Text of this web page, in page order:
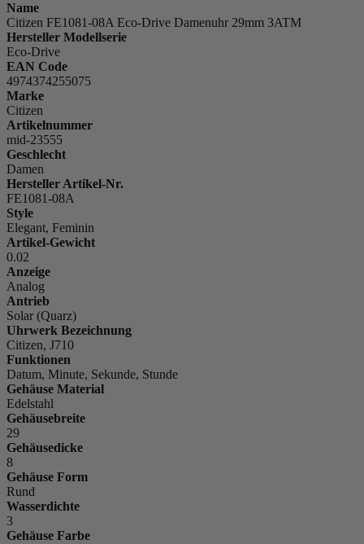
Name
Citizen FE1081-08A Eco-Drive Damenuhr 29mm 3ATM
Hersteller Modellserie
Eco-Drive
EAN Code
4974374255075
Marke
Citizen
Artikelnummer
mid-23555
Geschlecht
Damen
Hersteller Artikel-Nr.
FE1081-08A
Style
Elegant, Feminin
Artikel-Gewicht
0.02
Anzeige
Analog
Antrieb
Solar (Quarz)
Uhrwerk Bezeichnung
Citizen, J710
Funktionen
Datum, Minute, Sekunde, Stunde
Gehäuse Material
Edelstahl
Gehäusebreite
29
Gehäusedicke
8
Gehäuse Form
Rund
Wasserdichte
3
Gehäuse Farbe